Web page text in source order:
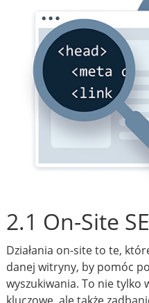
2.1 On-Site
Działania on-site to te,
danej witryny, by pomóc
wyszukiwania. To nie tylko
kluczowe, ale także